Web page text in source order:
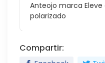
Anteojo marca
polarizado
Compartir: